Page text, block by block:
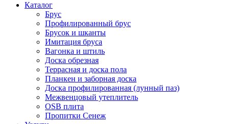
Каталог
Брус
Профилированный брус
Брусок и шканты
Имитация бруса
Вагонка и штиль
Доска обрезная
Террасная и доска пола
Планкен и заборная доска
Доска профилированная (лунный паз)
Межвенцовый утеплитель
OSB плита
Пропитки Сенеж